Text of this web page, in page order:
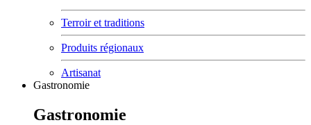
Terroir et traditions
Produits régionaux
Artisanat
Gastronomie
Gastronomie